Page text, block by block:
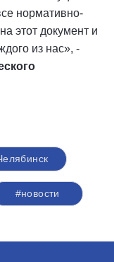
нормативно-
этот документ и
из нас», -
#новости